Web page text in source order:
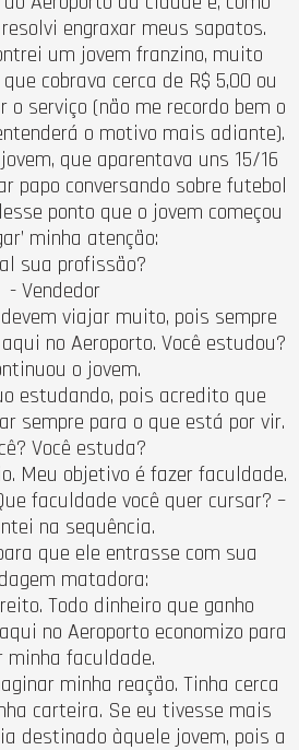
engraxar meus sapatos.
um jovem franzino, muito
cobrava cerca de R$ 5,00 ou
o serviço (não me recordo bem o
o motivo mais adiante).
que aparentava uns 15/16
papo conversando sobre futebol
ponto que o jovem começou
minha atenção:
sua profissão?
- Vendedor
viajar muito, pois sempre
no Aeroporto. Você estudou?
o jovem.
estudando, pois acredito que
sempre para o que está por vir.
Você estuda?
Meu objetivo é fazer faculdade.
faculdade você quer cursar? –
na sequência.
que ele entrasse com sua
matadora:
Todo dinheiro que ganho
no Aeroporto economizo para
minha faculdade.
minha reação. Tinha cerca
carteira. Se eu tivesse mais
destinado àquele jovem, pois a